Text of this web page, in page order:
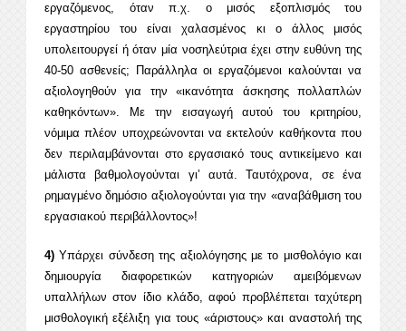
εργαζόμενος, όταν π.χ. ο μισός εξοπλισμός του
εργαστηρίου του είναι χαλασμένος κι ο άλλος μισός
υπολειτουργεί ή όταν μία νοσηλεύτρια έχει στην ευθύνη της
40-50 ασθενείς; Παράλληλα οι εργαζόμενοι καλούνται να
αξιολογηθούν για την «ικανότητα άσκησης πολλαπλών
καθηκόντων». Με την εισαγωγή αυτού του κριτηρίου,
νόμιμα πλέον υποχρεώνονται να εκτελούν καθήκοντα που
δεν περιλαμβάνονται στο εργασιακό τους αντικείμενο και
μάλιστα βαθμολογούνται γι’ αυτά. Ταυτόχρονα, σε ένα
ρημαγμένο δημόσιο αξιολογούνται για την «αναβάθμιση του
εργασιακού περιβάλλοντος»!
4) Υπάρχει σύνδεση της αξιολόγησης με το μισθολόγιο και
δημιουργία διαφορετικών κατηγοριών αμειβόμενων
υπαλλήλων στον ίδιο κλάδο, αφού προβλέπεται ταχύτερη
μισθολογική εξέλιξη για τους «άριστους» και αναστολή της